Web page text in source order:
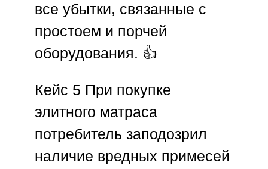
все убытки, связанные с
простоем и порчей
оборудования. 👍
Кейс 5 При покупке
элитного матраса
потребитель заподозрил
наличие вредных примесей